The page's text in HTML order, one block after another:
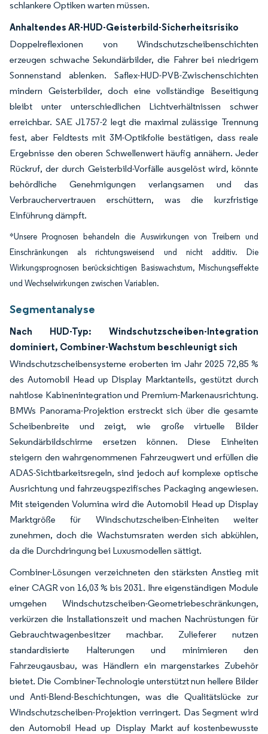
schlankere Optiken warten müssen.
Anhaltendes AR-HUD-Geisterbild-Sicherheitsrisiko
Doppelreflexionen von Windschutzscheibenschichten
erzeugen schwache Sekundärbilder, die Fahrer bei niedrigem
Sonnenstand ablenken. Saflex-HUD-PVB-Zwischenschichten
mindern Geisterbilder, doch eine vollständige Beseitigung
bleibt unter unterschiedlichen Lichtverhältnissen schwer
erreichbar. SAE J1757-2 legt die maximal zulässige Trennung
fest, aber Feldtests mit 3M-Optikfolie bestätigen, dass reale
Ergebnisse den oberen Schwellenwert häufig annähern. Jeder
Rückruf, der durch Geisterbild-Vorfälle ausgelöst wird, könnte
behördliche Genehmigungen verlangsamen und das
Verbrauchervertrauen erschüttern, was die kurzfristige
Einführung dämpft.
*Unsere Prognosen behandeln die Auswirkungen von Treibern und
Einschränkungen als richtungsweisend und nicht additiv. Die
Wirkungsprognosen berücksichtigen Basiswachstum, Mischungseffekte
und Wechselwirkungen zwischen Variablen.
Segmentanalyse
Nach HUD-Typ: Windschutzscheiben-Integration
dominiert, Combiner-Wachstum beschleunigt sich
Windschutzscheibensysteme eroberten im Jahr 2025 72,85 %
des Automobil Head up Display Marktanteils, gestützt durch
nahtlose Kabinenintegration und Premium-Markenausrichtung.
BMWs Panorama-Projektion erstreckt sich über die gesamte
Scheibenbreite und zeigt, wie große virtuelle Bilder
Sekundärbildschirme ersetzen können. Diese Einheiten
steigern den wahrgenommenen Fahrzeugwert und erfüllen die
ADAS-Sichtbarkeitsregeln, sind jedoch auf komplexe optische
Ausrichtung und fahrzeugspezifisches Packaging angewiesen.
Mit steigenden Volumina wird die Automobil Head up Display
Marktgröße für Windschutzscheiben-Einheiten weiter
zunehmen, doch die Wachstumsraten werden sich abkühlen,
da die Durchdringung bei Luxusmodellen sättigt.
Combiner-Lösungen verzeichneten den stärksten Anstieg mit
einer CAGR von 16,03 % bis 2031. Ihre eigenständigen Module
umgehen Windschutzscheiben-Geometriebeschränkungen,
verkürzen die Installationszeit und machen Nachrüstungen für
Gebrauchtwagenbesitzer machbar. Zulieferer nutzen
standardisierte Halterungen und minimieren den
Fahrzeugausbau, was Händlern ein margenstarkes Zubehör
bietet. Die Combiner-Technologie unterstützt nun hellere Bilder
und Anti-Blend-Beschichtungen, was die Qualitätslücke zur
Windschutzscheiben-Projektion verringert. Das Segment wird
den Automobil Head up Display Markt auf kostenbewusste